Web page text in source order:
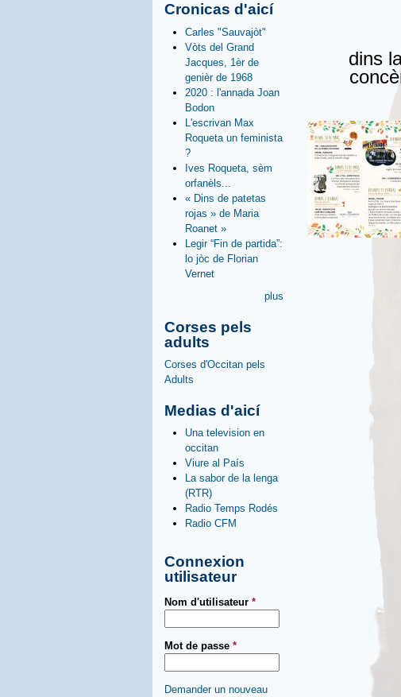
Cronicas d'aicí
Carles "Sauvajòt"
Vòts del Grand
Jacques, 1èr de
genièr de 1968
2020 : l'annada Joan
Bodon
L'escrivan Max
Roqueta un feminista
?
Ives Roqueta, sèm
orfanèls...
« Dins de patetas
rojas » de Maria
Roanet »
Legir “Fin de partida”:
lo jòc de Florian
Vernet
plus
Corses pels
adults
Corses d'Occitan pels
Adults
Medias d'aicí
Una television en
occitan
Viure al País
La sabor de la lenga
(RTR)
Radio Temps Rodés
Radio CFM
Connexion
utilisateur
Nom d'utilisateur *
Mot de passe *
Demander un nouveau
dins